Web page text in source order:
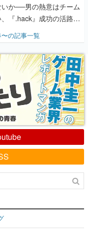
か──男の熱意はチーム
『.hack』成功の活路を
だった【若ゲのいた
の記事一覧